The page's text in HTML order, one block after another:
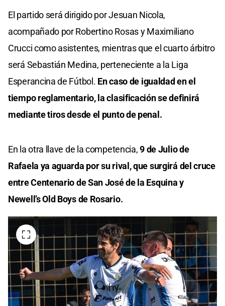
El partido será dirigido por Jesuan Nicola,
acompañado por Robertino Rosas y Maximiliano
Crucci como asistentes, mientras que el cuarto árbitro
será Sebastián Medina, perteneciente a la Liga
Esperancina de Fútbol. En caso de igualdad en el
tiempo reglamentario, la clasificación se definirá
mediante tiros desde el punto de penal.
En la otra llave de la competencia,9 de Julio de
Rafaela ya aguarda por su rival, que surgirá del cruce
entre Centenario de San José de la Esquina y
Newell’s Old Boys de Rosario.